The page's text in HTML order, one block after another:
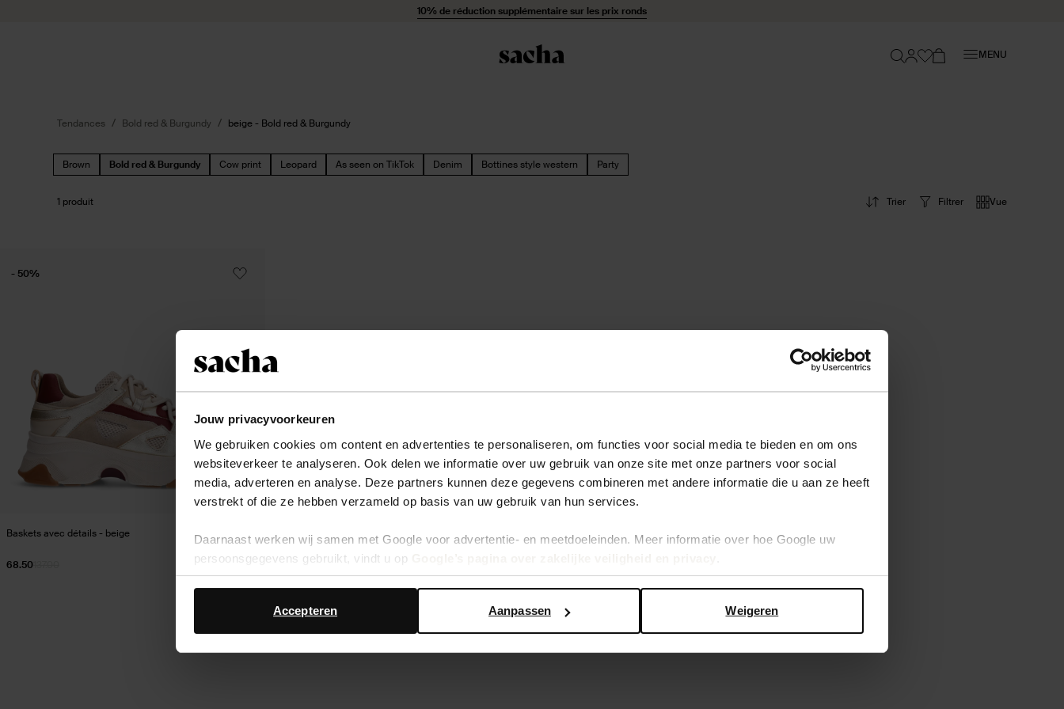
Jouw privacyvoorkeuren
We gebruiken cookies om content en advertenties te personaliseren, om functies voor social media te bieden en om ons
websiteverkeer te analyseren. Ook delen we informatie over uw gebruik van onze site met onze partners voor social
media, adverteren en analyse. Deze partners kunnen deze gegevens combineren met andere informatie die u aan ze heeft
verstrekt of die ze hebben verzameld op basis van uw gebruik van hun services.
Daarnaast werken wij samen met Google voor advertentie- en meetdoeleinden. Meer informatie over hoe Google uw
persoonsgegevens gebruikt, vindt u op
Weigeren
Aanpassen
Accepteren
10% de réduction supplémentaire sur les prix ronds
MENU
Tendances Bold red & Burgundy beige - Bold red & Burgundy
Brown Bold red & Burgundy Cow print Leopard As seen on TikTok Denim Bottines style western Party
Filtrer Vue
1 produit Trier
Baskets avec détails - beige
68.50
- 50%